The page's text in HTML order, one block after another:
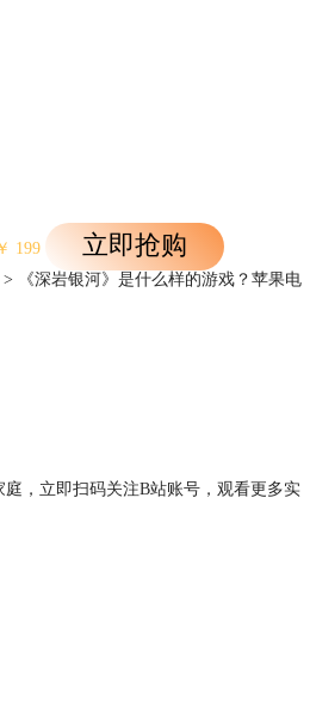
199 立即抢购
> 《深岩银河》是什么样的游戏？苹果电
庭，立即扫码关注B站账号，观看更多实